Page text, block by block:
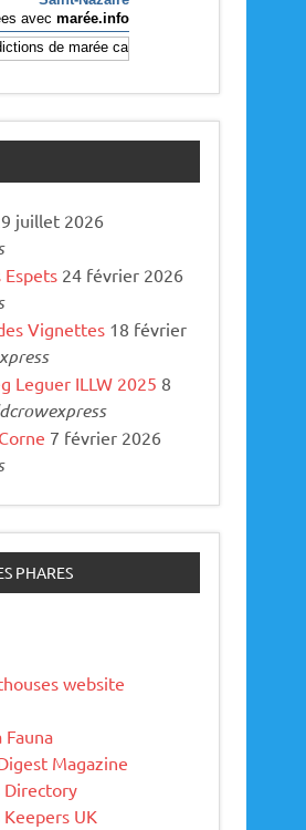
juillet 2026
Espets 24 février 2026
Vignettes 18 février
Leguer ILLW 2025 8
7 février 2026
PHARES
website
Fauna
Magazine
Directory
UK